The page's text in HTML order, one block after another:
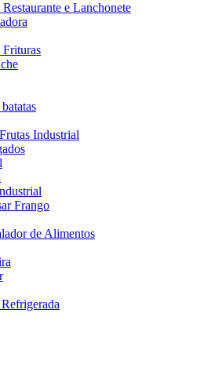
e Lanchonete
Frituras
Industrial
Frango
de Alimentos